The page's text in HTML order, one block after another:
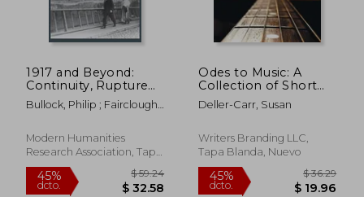
1917 and Beyond:
Continuity, Rupture
and Memory in
Russian Music (en
Bullock, Philip ; Fairclough,
Modern Humanities
Research Association, Tapa
Blanda, Nuevo
Odes to Music: A
Collection of Short
Stories (en Inglés)
Deller-Carr, Susan
Writers Branding LLC,
Tapa Blanda, Nuevo